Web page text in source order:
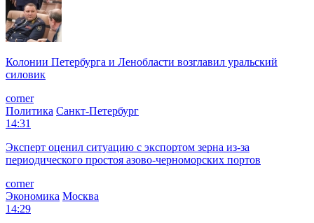
Колонии Петербурга и Ленобласти возглавил уральский
силовик
corner
Политика Санкт-Петербург
14:31
Эксперт оценил ситуацию с экспортом зерна из-за
периодического простоя азово-черноморских портов
corner
Экономика Москва
14:29